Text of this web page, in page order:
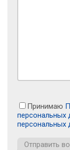
Принимаю
персональных
персональных